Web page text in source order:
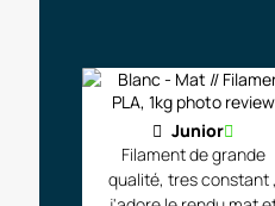
Junior
Filament de grande
qualité, tres constant ,